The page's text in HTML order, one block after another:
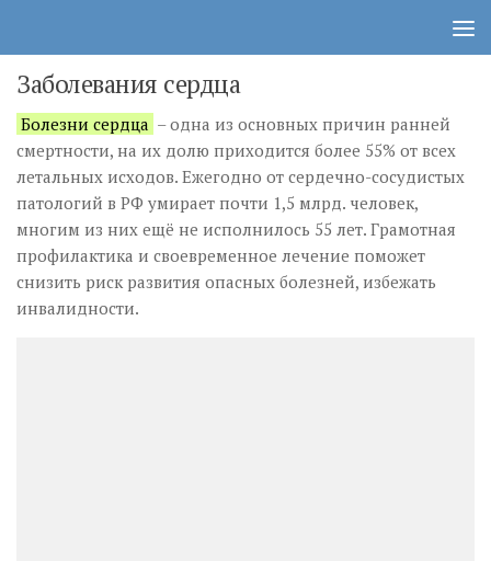
Заболевания сердца
Болезни сердца – одна из основных причин ранней
смертности, на их долю приходится более 55% от всех
летальных исходов. Ежегодно от сердечно-сосудистых
патологий в РФ умирает почти 1,5 млрд. человек,
многим из них ещё не исполнилось 55 лет. Грамотная
профилактика и своевременное лечение поможет
снизить риск развития опасных болезней, избежать
инвалидности.